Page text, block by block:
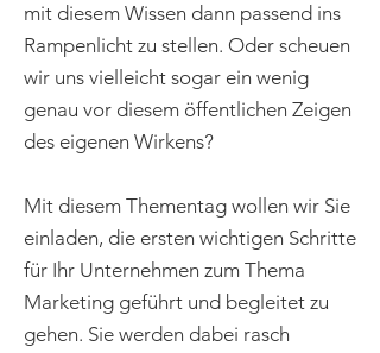
mit diesem Wissen dann passend ins
Rampenlicht zu stellen. Oder scheuen
wir uns vielleicht sogar ein wenig
genau vor diesem öffentlichen Zeigen
des eigenen Wirkens?
Mit diesem Thementag wollen wir Sie
einladen, die ersten wichtigen Schritte
für Ihr Unternehmen zum Thema
Marketing geführt und begleitet zu
gehen. Sie werden dabei rasch